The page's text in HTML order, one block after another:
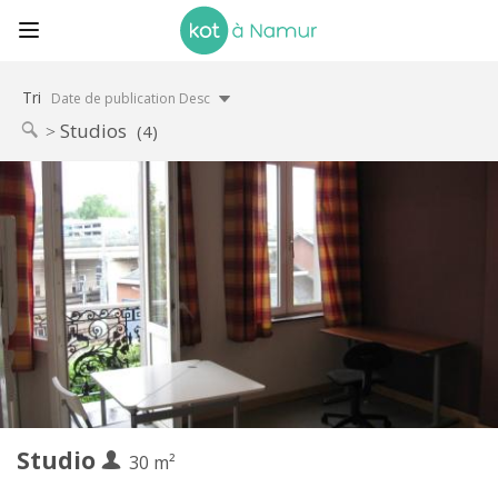
Tri Date de publication Desc
Studios (4)
Studio
30 m²
Infos Pratiques
Non
Aménagement
Salle de bain:
Privée
Privée (pièce distincte)
Superficie:
30 m
Pièces privées:
2